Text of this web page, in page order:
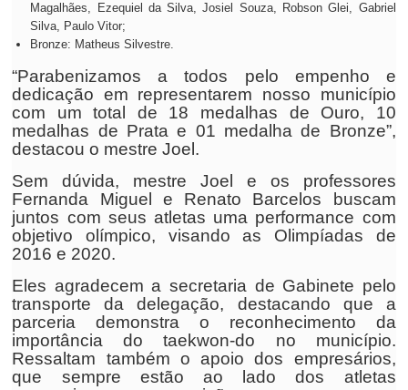
Magalhães, Ezequiel da Silva, Josiel Souza, Robson Glei, Gabriel
Silva, Paulo Vitor;
Bronze: Matheus Silvestre.
“Parabenizamos a todos pelo empenho e
dedicação em representarem nosso município
com um total de 18 medalhas de Ouro, 10
medalhas de Prata e 01 medalha de Bronze”,
destacou o mestre Joel.
Sem dúvida, mestre Joel e os professores
Fernanda Miguel e Renato Barcelos buscam
juntos com seus atletas uma performance com
objetivo olímpico, visando as Olimpíadas de
2016 e 2020.
Eles agradecem a secretaria de Gabinete pelo
transporte da delegação, destacando que a
parceria demonstra o reconhecimento da
importância do taekwon-do no município.
Ressaltam também o apoio dos empresários,
que sempre estão ao lado dos atletas